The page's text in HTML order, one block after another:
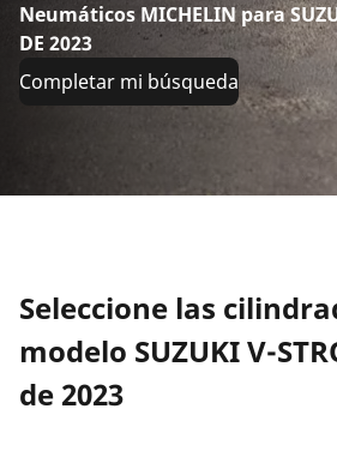
Neumáticos MICHELIN para
DE 2023
Completar mi búsqueda
Seleccione las
modelo SUZUKI V-
de 2023